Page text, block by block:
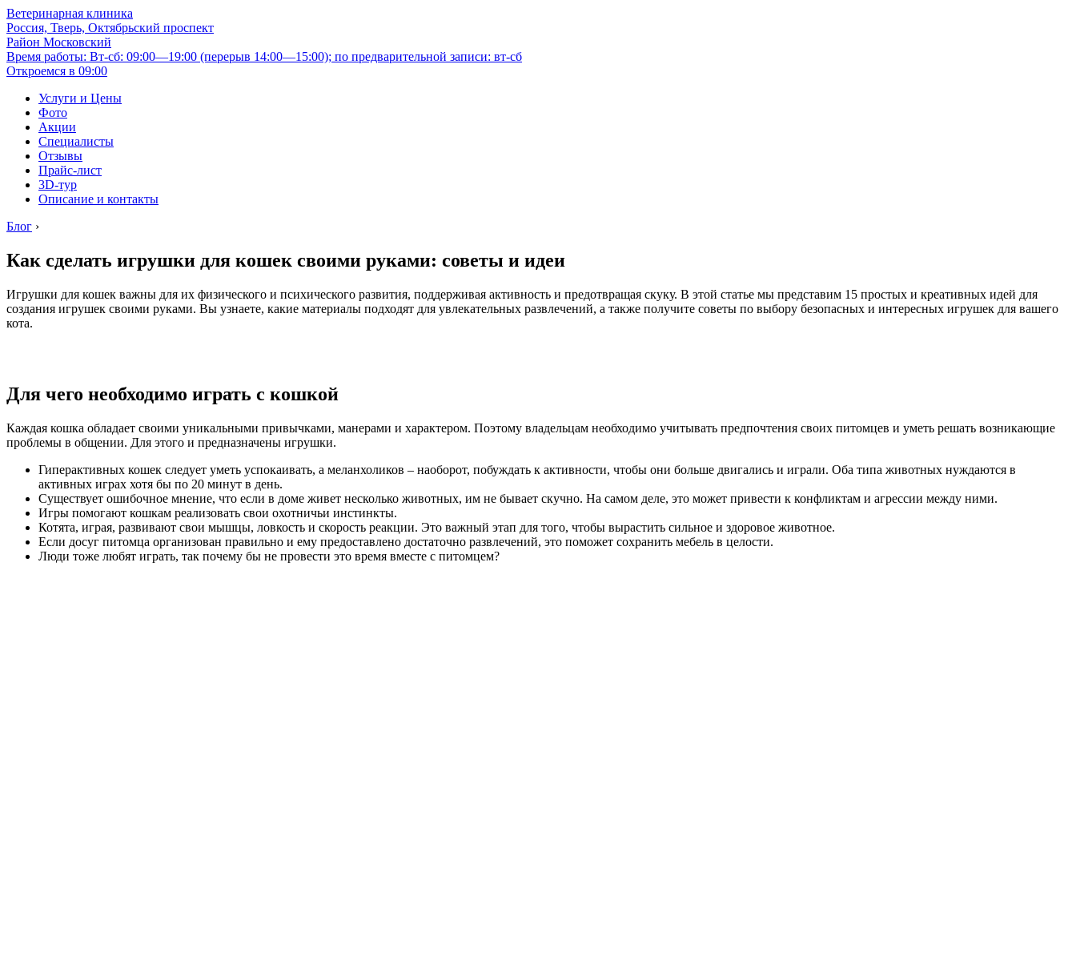
Ветеринарная клиника
Россия, Тверь, Октябрьский проспект
Район Московский
Время работы: Вт-сб: 09:00—19:00 (перерыв 14:00—15:00); по предварительной записи: вт-сб
Откроемся в 09:00
Услуги и Цены
Фото
Акции
Специалисты
Отзывы
Прайс-лист
3D-тур
Описание и контакты
Блог ›
Как сделать игрушки для кошек своими руками: советы и идеи
Игрушки для кошек важны для их физического и психического развития, поддерживая активность и предотвращая скуку. В этой статье мы представим 15 простых и креативных идей для
создания игрушек своими руками. Вы узнаете, какие материалы подходят для увлекательных развлечений, а также получите советы по выбору безопасных и интересных игрушек для вашего
кота.
Для чего необходимо играть с кошкой
Каждая кошка обладает своими уникальными привычками, манерами и характером. Поэтому владельцам необходимо учитывать предпочтения своих питомцев и уметь решать возникающие
проблемы в общении. Для этого и предназначены игрушки.
Гиперактивных кошек следует уметь успокаивать, а меланхоликов – наоборот, побуждать к активности, чтобы они больше двигались и играли. Оба типа животных нуждаются в
активных играх хотя бы по 20 минут в день.
Существует ошибочное мнение, что если в доме живет несколько животных, им не бывает скучно. На самом деле, это может привести к конфликтам и агрессии между ними.
Игры помогают кошкам реализовать свои охотничьи инстинкты.
Котята, играя, развивают свои мышцы, ловкость и скорость реакции. Это важный этап для того, чтобы вырастить сильное и здоровое животное.
Если досуг питомца организован правильно и ему предоставлено достаточно развлечений, это поможет сохранить мебель в целости.
Люди тоже любят играть, так почему бы не провести это время вместе с питомцем?